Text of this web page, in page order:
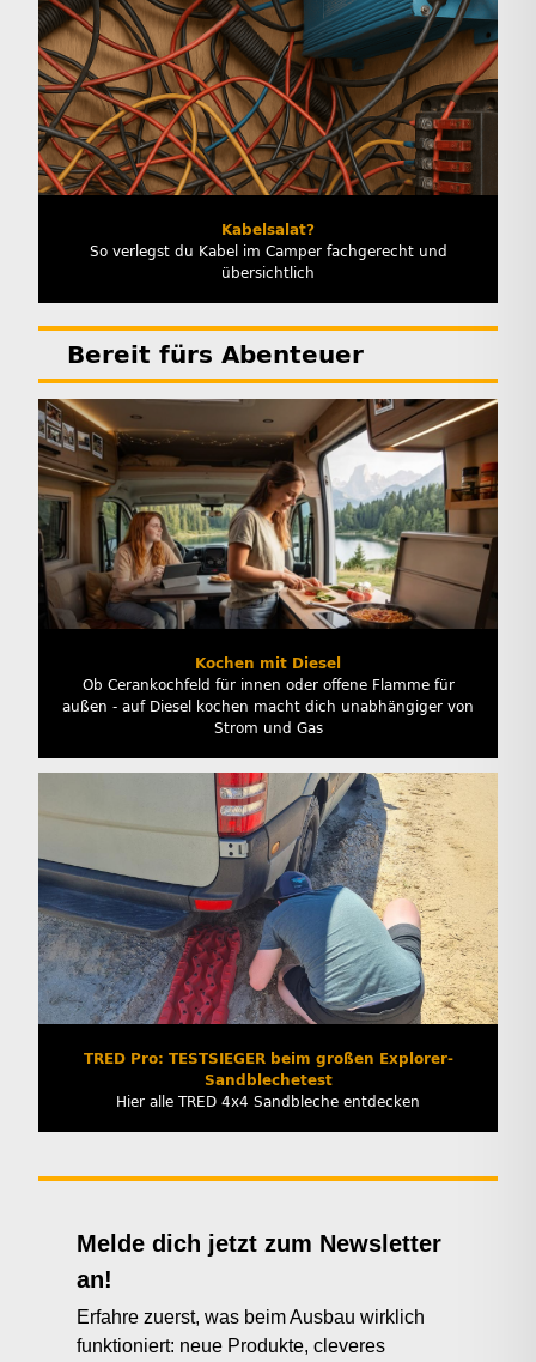
Kabelsalat?
So verlegst du Kabel im Camper fachgerecht und
übersichtlich
Bereit fürs Abenteuer
Kochen mit Diesel
Ob Cerankochfeld für innen oder offene Flamme für
außen - auf Diesel kochen macht dich unabhängiger von
Strom und Gas
TRED Pro: TESTSIEGER beim großen Explorer-
Sandblechetest
Hier alle TRED 4x4 Sandbleche entdecken
Melde dich jetzt zum Newsletter
an!
Erfahre zuerst, was beim Ausbau wirklich
funktioniert: neue Produkte, cleveres